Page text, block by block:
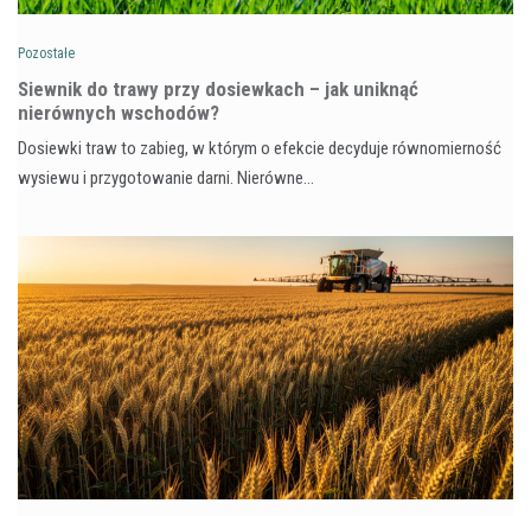
Pozostałe
Siewnik do trawy przy dosiewkach – jak uniknąć
nierównych wschodów?
Dosiewki traw to zabieg, w którym o efekcie decyduje równomierność
wysiewu i przygotowanie darni. Nierówne…